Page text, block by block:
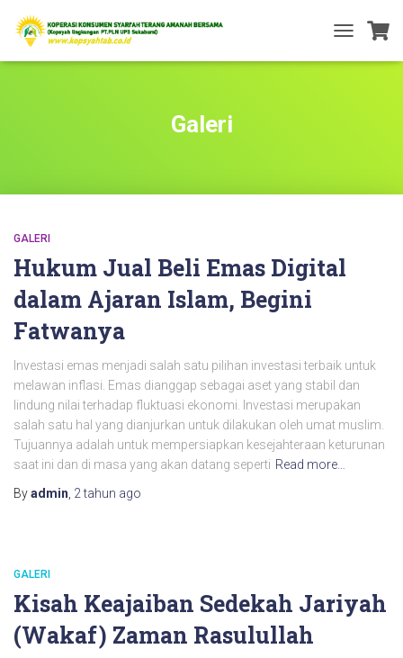
TOGGLE
NAVIGATION
Galeri
GALERI
Hukum Jual Beli Emas Digital
dalam Ajaran Islam, Begini
Fatwanya
Investasi emas menjadi salah satu pilihan investasi terbaik untuk
melawan inflasi. Emas dianggap sebagai aset yang stabil dan
lindung nilai terhadap fluktuasi ekonomi. Investasi merupakan
salah satu hal yang dianjurkan untuk dilakukan oleh umat muslim.
Tujuannya adalah untuk mempersiapkan kesejahteraan keturunan
saat ini dan di masa yang akan datang seperti Read more…
Byadmin 2 tahun ago
GALERI
Kisah Keajaiban Sedekah Jariyah
(Wakaf) Zaman Rasulullah